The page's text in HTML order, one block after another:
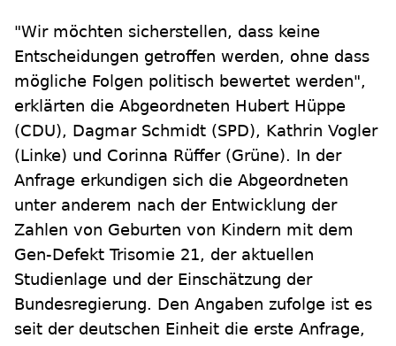
"Wir möchten sicherstellen, dass keine
Entscheidungen getroffen werden, ohne dass
mögliche Folgen politisch bewertet werden",
erklärten die Abgeordneten Hubert Hüppe
(CDU), Dagmar Schmidt (SPD), Kathrin Vogler
(Linke) und Corinna Rüffer (Grüne). In der
Anfrage erkundigen sich die Abgeordneten
unter anderem nach der Entwicklung der
Zahlen von Geburten von Kindern mit dem
Gen-Defekt Trisomie 21, der aktuellen
Studienlage und der Einschätzung der
Bundesregierung. Den Angaben zufolge ist es
seit der deutschen Einheit die erste Anfrage,